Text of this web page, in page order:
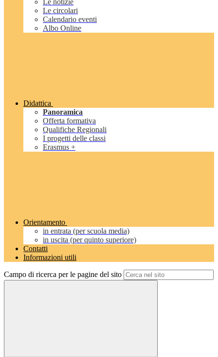
Le notizie
Le circolari
Calendario eventi
Albo Online
Didattica
Panoramica
Offerta formativa
Qualifiche Regionali
I progetti delle classi
Erasmus +
Orientamento
in entrata (per scuola media)
in uscita (per quinto superiore)
Contatti
Informazioni utili
Campo di ricerca per le pagine del sito